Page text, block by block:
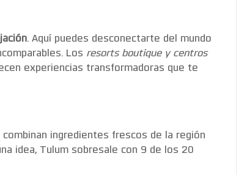
. Aquí puedes desconectarte del mundo
Los resorts boutique y centros
experiencias transformadoras que te
ingredientes frescos de la región
idea, Tulum sobresale con 9 de los 20